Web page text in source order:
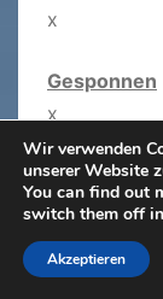
x
Gesponnen
x
gelesene
Januar
Februar 0
März 416 (1
Wir verwenden
unserer Website
You can find out
switch them off in
Akzeptieren